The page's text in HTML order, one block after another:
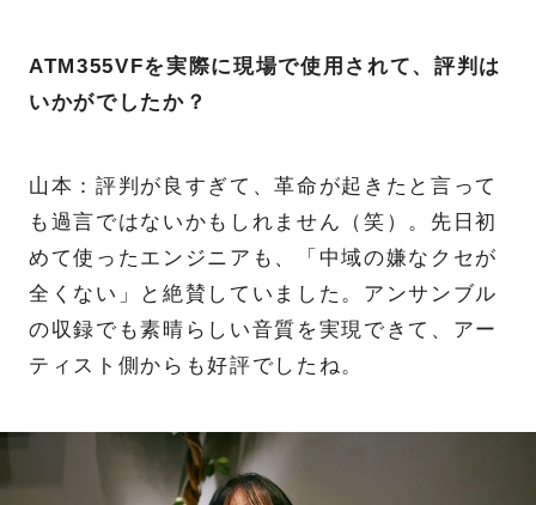
ATM355VFを実際に現場で使用されて、評判は
いかがでしたか？
山本：評判が良すぎて、革命が起きたと言って
も過言ではないかもしれません（笑）。先日初
めて使ったエンジニアも、「中域の嫌なクセが
全くない」と絶賛していました。アンサンブル
の収録でも素晴らしい音質を実現できて、アー
ティスト側からも好評でしたね。